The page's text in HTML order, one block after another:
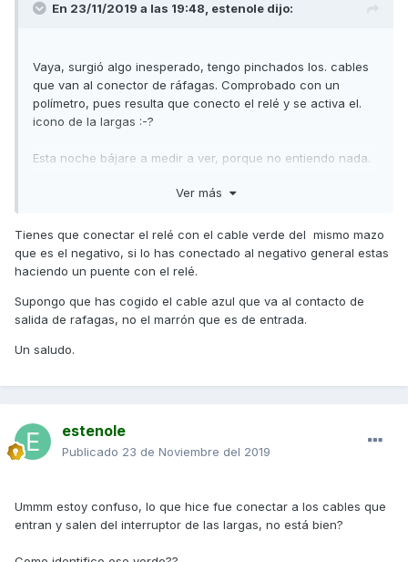
En 23/11/2019 a las 19:48, estenole dijo:
Vaya, surgió algo inesperado, tengo pinchados los. cables
que van al conector de ráfagas. Comprobado con un
polímetro, pues resulta que conecto el relé y se activa el.
icono de la largas :-?
Esta noche bájare a medir a ver, porque no entiendo nada.
garaje y ahora me indica como 11.4v y no consigue
ponerla a cargar.
Javi
Ver más
Tienes que conectar el relé con el cable verde del mismo mazo
que es el negativo, si lo has conectado al negativo general estas
haciendo un puente con el relé.
Supongo que has cogido el cable azul que va al contacto de
salida de rafagas, no el marrón que es de entrada.
Un saludo.
estenole
Publicado 23 de Noviembre del 2019
Ummm estoy confuso, lo que hice fue conectar a los cables que
entran y salen del interruptor de las largas, no está bien?